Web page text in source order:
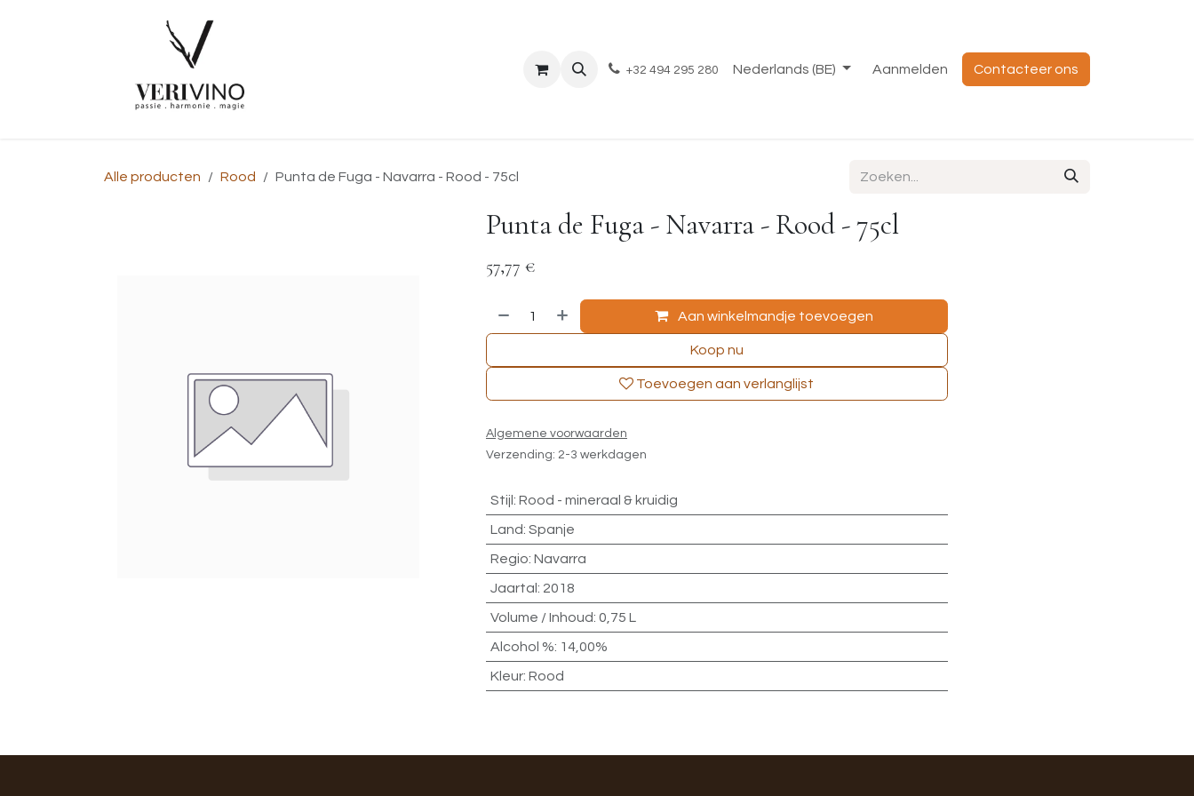
Evenementen Over ons Blog
+32 494 295 280 Nederlands (BE) Aanmelden Contacteer ons
Alle producten Rood Punta de Fuga - Navarra - Rood - 75cl
Punta de Fuga - Navarra - Rood - 75cl
57,77 €
Aan winkelmandje toevoegen
Koop nu
Toevoegen aan verlanglijst
Algemene voorwaarden
Verzending: 2-3 werkdagen
Stijl : Rood - mineraal & kruidig
Land: Spanje
Regio: Navarra
Jaartal : 2018
Volume / Inhoud: 0,75 L
Alcohol %: 14,00%
Kleur: Rood